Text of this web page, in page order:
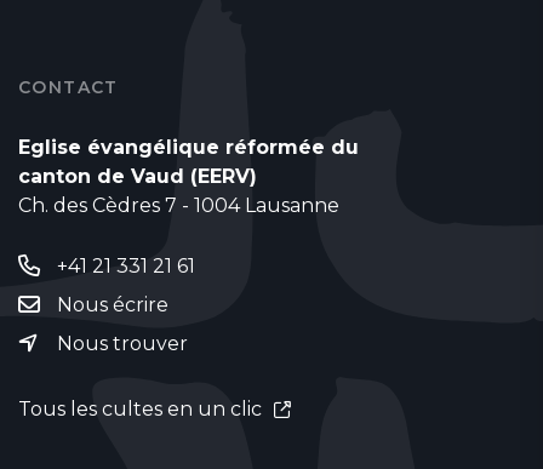
CONTACT
Eglise évangélique réformée du
canton de Vaud (EERV)
Ch. des Cèdres 7 - 1004 Lausanne
+41 21 331 21 61
Nous écrire
Nous trouver
Tous les cultes en un clic